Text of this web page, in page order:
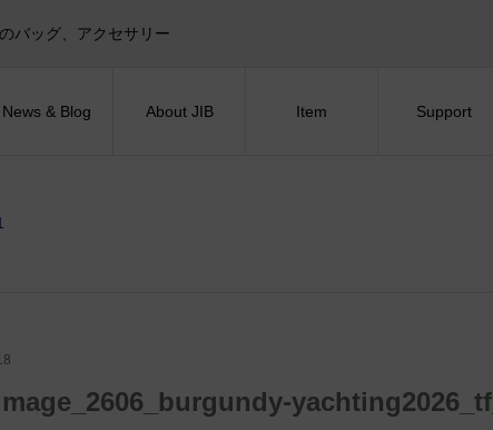
バッグ、アクセサリー
News & Blog About JIB Item Support